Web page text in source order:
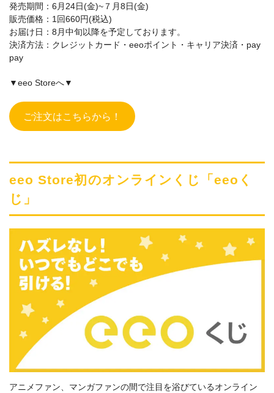
発売期間：6月24日(金)~７月8日(金)
販売価格：1回660円(税込)
お届け日：8月中旬以降を予定しております。
決済方法：クレジットカード・eeoポイント・キャリア決済・pay
pay
▼eeo Storeへ▼
ご注文はこちらから！
eeo Store初のオンラインくじ「eeoく
じ」
アニメファン、マンガファンの間で注目を浴びているオンライン